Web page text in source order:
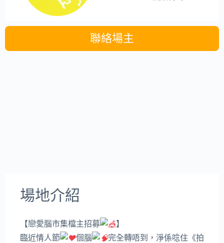
聯絡場主
場地介紹
【戀愛腦市集檔主招募
】
臨近情人節
個腦
完全轉唔到，淨係唸住《拍